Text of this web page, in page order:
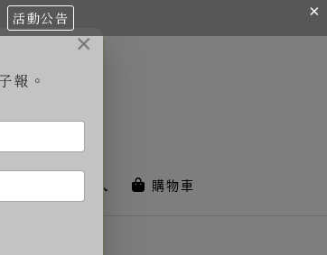
×
活動公告
登入 購物車
×
報。